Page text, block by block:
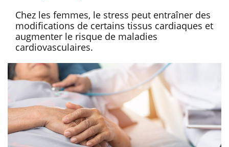
Chez les femmes, le stress peut entraîner des
modifications de certains tissus cardiaques et
augmenter le risque de maladies
cardiovasculaires.